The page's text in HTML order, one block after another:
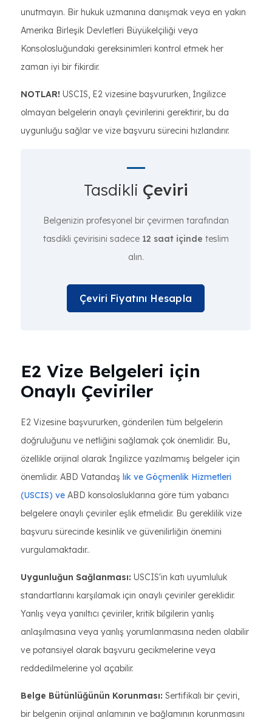
unutmayın. Bir hukuk uzmanına danışmak veya en yakın
Amerika Birleşik Devletleri Büyükelçiliği veya
Konsolosluğundaki gereksinimleri kontrol etmek her
zaman iyi bir fikirdir.
NOTLAR! USCIS, E2 vizesine başvururken, İngilizce
olmayan belgelerin onaylı çevirilerini gerektirir, bu da
uygunluğu sağlar ve vize başvuru sürecini hızlandırır.
Tasdikli Çeviri
Belgenizin profesyonel bir çevirmen tarafından
tasdikli çevirisini sadece 12 saat içinde teslim
alın.
Çeviri Fiyatını Hesapla
E2 Vize Belgeleri için
Onaylı Çeviriler
E2 Vizesine başvururken, gönderilen tüm belgelerin
doğruluğunu ve netliğini sağlamak çok önemlidir. Bu,
özellikle orijinal olarak İngilizce yazılmamış belgeler için
önemlidir. ABD Vatandaş lık ve Göçmenlik Hizmetleri
(USCIS) ve ABD konsolosluklarına göre tüm yabancı
belgelere onaylı çeviriler eşlik etmelidir. Bu gereklilik vize
başvuru sürecinde kesinlik ve güvenilirliğin önemini
vurgulamaktadır..
Uygunluğun Sağlanması: USCIS'in katı uyumluluk
standartlarını karşılamak için onaylı çeviriler gereklidir.
Yanlış veya yanıltıcı çeviriler, kritik bilgilerin yanlış
anlaşılmasına veya yanlış yorumlanmasına neden olabilir
ve potansiyel olarak başvuru gecikmelerine veya
reddedilmelerine yol açabilir.
Belge Bütünlüğünün Korunması: Sertifikalı bir çeviri,
bir belgenin orijinal anlamının ve bağlamının korunmasını